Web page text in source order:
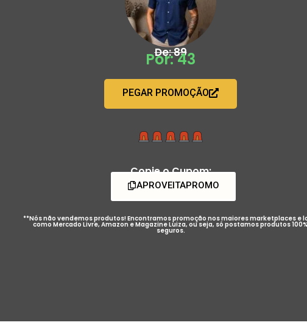
De: 89
Por: 43
PEGAR PROMOÇÃO
Copie o Cupom:
APROVEITAPROMO
**Nós não vendemos produtos! Encontramos promoção nos maiores marketplaces e
como Mercado Livre, Amazon e Magazine Luiza, ou seja, só postamos produtos 100%
seguros.